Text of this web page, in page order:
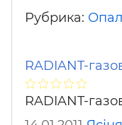
Рубрика:
RADIANT-
RADIANT-